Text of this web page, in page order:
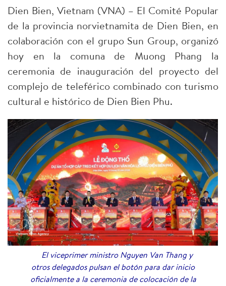
Dien Bien, Vietnam (VNA) – El Comité Popular
de la provincia norvietnamita de Dien Bien, en
colaboración con el grupo Sun Group, organizó
hoy en la comuna de Muong Phang la
ceremonia de inauguración del proyecto del
complejo de teleférico combinado con turismo
cultural e histórico de Dien Bien Phu.
El viceprimer ministro Nguyen Van Thang y
otros delegados pulsan el botón para dar inicio
oficialmente a la ceremonia de colocación de la